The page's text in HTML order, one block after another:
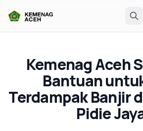
Kemenag Aceh
Bantuan
Terdampak Banjir
Pidie